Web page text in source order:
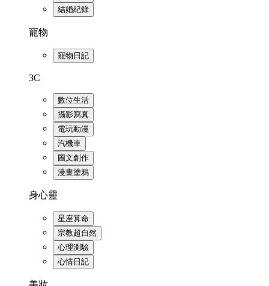
結婚紀錄
寵物
寵物日記
3C
數位生活
攝影寫真
電玩動漫
汽機車
圖文創作
漫畫塗鴉
身心靈
星座算命
宗教超自然
心理測驗
心情日記